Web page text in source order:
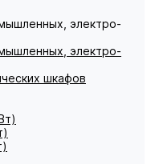
электро-
электро-
шкафов